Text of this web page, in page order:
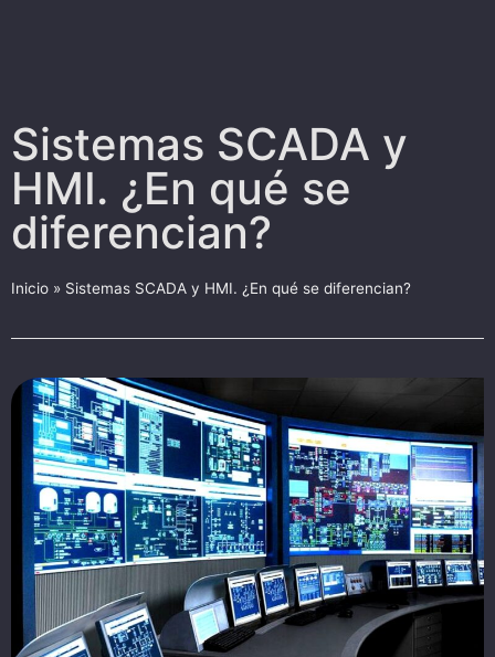
Sistemas SCADA y
HMI. ¿En qué se
diferencian?
Inicio » Sistemas SCADA y HMI. ¿En qué se diferencian?